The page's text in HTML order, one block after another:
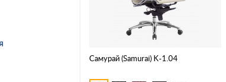
Самурай (Samurai) K-1.04